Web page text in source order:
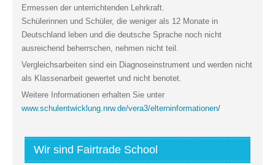
Ermessen der unterrichtenden Lehrkraft.
Schülerinnen und Schüler, die weniger als 12 Monate in
Deutschland leben und die deutsche Sprache noch nicht
ausreichend beherrschen, nehmen nicht teil.
Vergleichsarbeiten sind ein Diagnoseinstrument und werden nicht
als Klassenarbeit gewertet und nicht benotet.
Weitere Informationen erhalten Sie unter
www.schulentwicklung.nrw.de/vera3/elterninformationen/
Wir sind Fairtrade School